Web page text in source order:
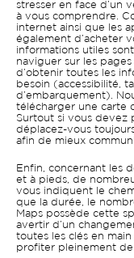
stresser en face d’un
à vous comprendre.
internet ainsi que les
également d’acheter
informations utiles
naviguer sur les
d’obtenir toutes les
besoin (accessibilité,
d’embarquement).
télécharger une carte
Surtout si vous devez
déplacez-vous
afin de mieux
Enfin, concernant les
et à pieds, de
vous indiquent le
que la durée, le
Maps possède cette
avertir d’un
toutes les clés en
profiter pleinement de